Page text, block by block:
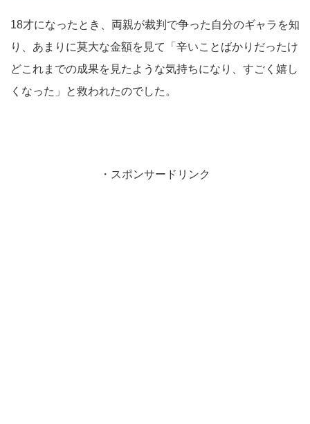
18才になったとき、両親が裁判で争った自分のギャラを知
り、あまりに莫大な金額を見て「辛いことばかりだったけ
どこれまでの成果を見たような気持ちになり、すごく嬉し
くなった」と救われたのでした。
・スポンサードリンク